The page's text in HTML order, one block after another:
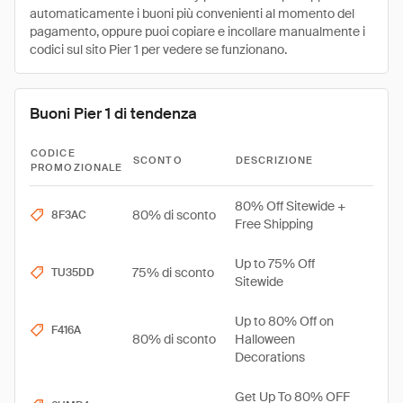
automaticamente i buoni più convenienti al momento del
pagamento, oppure puoi copiare e incollare manualmente i
codici sul sito Pier 1 per vedere se funzionano.
Buoni Pier 1 di tendenza
CODICE
PROMOZIONALE
SCONTO DESCRIZIONE
8F3AC 80% di sconto
80% Off Sitewide +
Free Shipping
TU35DD 75% di sconto
Up to 75% Off
Sitewide
F416A
80% di sconto
Up to 80% Off on
Halloween
Decorations
Get Up To 80% OFF